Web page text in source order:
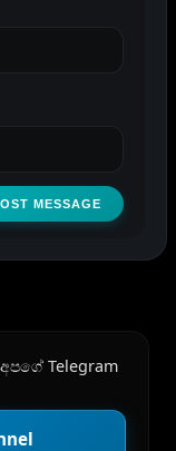
MESSAGE
Telegram